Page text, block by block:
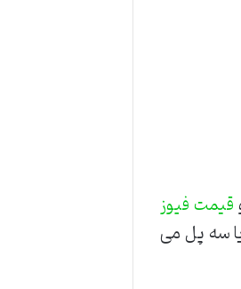
قیمت فیوز
سه پل می